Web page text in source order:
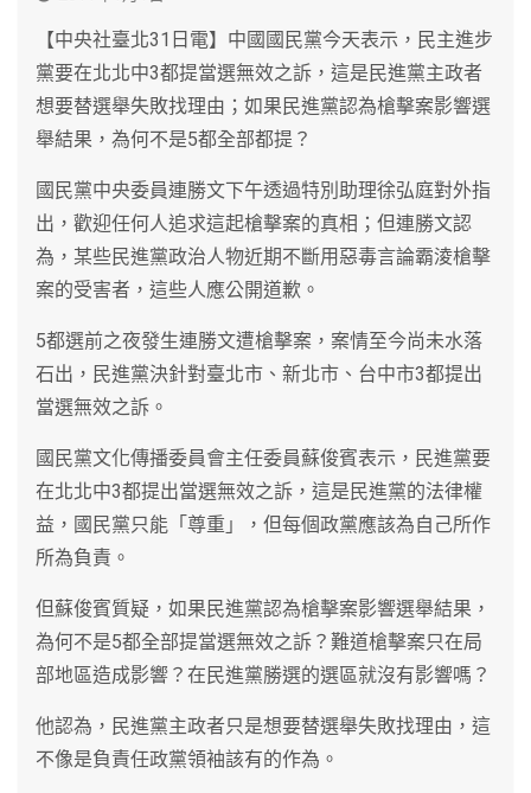
【中央社臺北31日電】中國國民黨今天表示，民主進步
黨要在北北中3都提當選無效之訴，這是民進黨主政者
想要替選舉失敗找理由；如果民進黨認為槍擊案影響選
舉結果，為何不是5都全部都提？
國民黨中央委員連勝文下午透過特別助理徐弘庭對外指
出，歡迎任何人追求這起槍擊案的真相；但連勝文認
為，某些民進黨政治人物近期不斷用惡毒言論霸淩槍擊
案的受害者，這些人應公開道歉。
5都選前之夜發生連勝文遭槍擊案，案情至今尚未水落
石出，民進黨決針對臺北市、新北市、台中市3都提出
當選無效之訴。
國民黨文化傳播委員會主任委員蘇俊賓表示，民進黨要
在北北中3都提出當選無效之訴，這是民進黨的法律權
益，國民黨只能「尊重」，但每個政黨應該為自己所作
所為負責。
但蘇俊賓質疑，如果民進黨認為槍擊案影響選舉結果，
為何不是5都全部提當選無效之訴？難道槍擊案只在局
部地區造成影響？在民進黨勝選的選區就沒有影響嗎？
他認為，民進黨主政者只是想要替選舉失敗找理由，這
不像是負責任政黨領袖該有的作為。